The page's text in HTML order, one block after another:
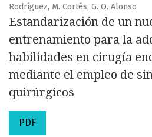
Rodríguez, M. Cortés, G. O. Alonso
Estandarización de un
entrenamiento para la
habilidades en cirugía
mediante el empleo de
quirúrgicos
PDF